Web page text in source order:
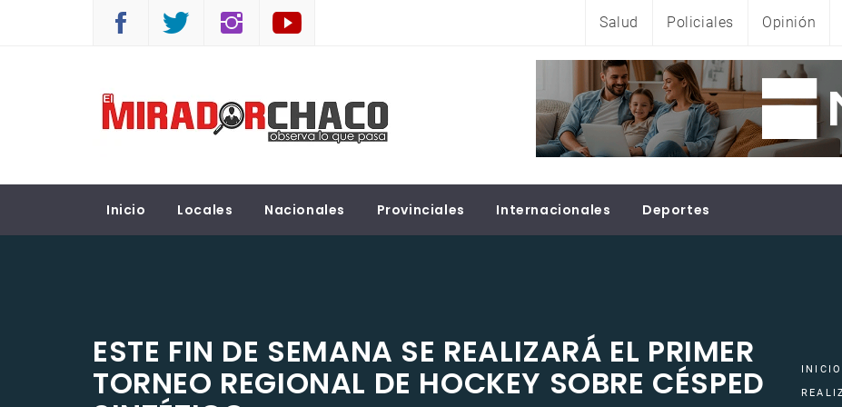
Salud Policiales Opinión
EL MIRADOR CHACO
Inicio Locales Nacionales Provinciales Internacionales Deportes
ESTE FIN DE SEMANA SE REALIZARÁ EL PRIMER
TORNEO REGIONAL DE HOCKEY SOBRE CÉSPED INICIO